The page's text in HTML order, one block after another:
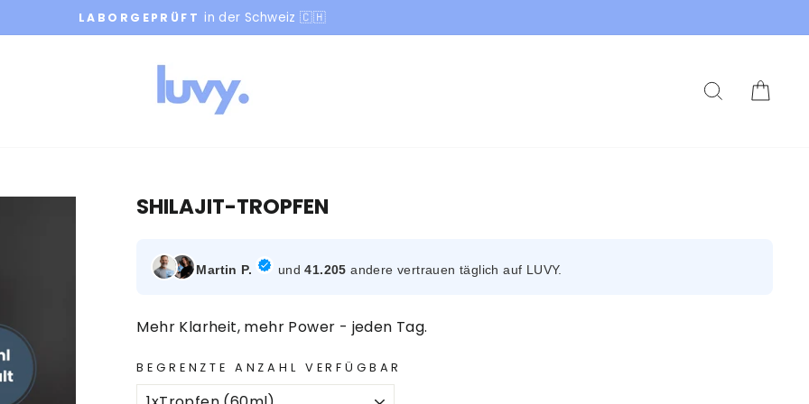
Pause
LABORGEPRÜFT in der Schweiz 🇨🇭
SUCHE
SHILAJIT-TROPFEN
Martin P. und41.205 andere vertrauen täglich auf LUVY.
Mehr Klarheit, mehr Power - jeden Tag.
BEGRENZTE ANZAHL VERFÜGBAR